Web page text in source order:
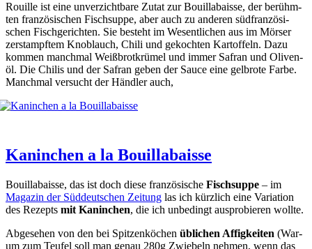
Rouil­le ist eine unver­zicht­ba­re Zutat zur Bouil­la­baisse, der berühm­
ten fran­zö­si­schen Fisch­sup­pe, aber auch zu ande­ren süd­fran­zö­si­
schen Fisch­ge­rich­ten. Sie besteht im Wesent­li­chen aus im Mör­ser
zer­stampf­tem Knob­lauch, Chi­li und gekoch­ten Kar­tof­feln. Dazu
kom­men manch­mal Weiß­brot­krü­mel und immer Safran und Oli­ven­
öl. Die Chi­lis und der Safran geben der Sau­ce eine gelb­ro­te Far­be.
Manch­mal ver­sucht der Händ­ler auch,
Kaninchen a la Bouillabaisse
Bouil­la­baisse, das ist doch die­se fran­zö­si­sche Fisch­sup­pe – im
Maga­zin der Süd­deut­schen Zei­tung las ich kürz­lich eine Varia­ti­on
des Rezepts mit Kanin­chen, die ich unbe­dingt aus­pro­bie­ren woll­te.
Abge­se­hen von den bei Spit­zen­kö­chen übli­chen Affig­kei­ten (War­
um zum Teu­fel soll man genau 280g Zwie­beln neh­men, wenn das